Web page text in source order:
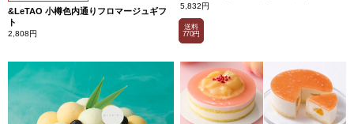
&LeTAO 小樽色内通りフロマージュギフ
ト
2,808円
5,832円
送料
770円